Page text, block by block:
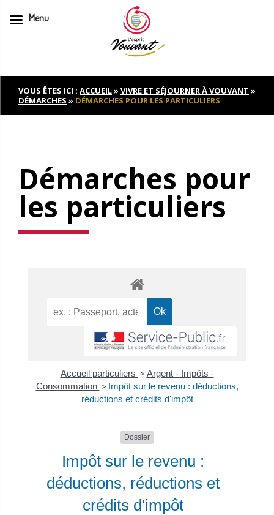
to
contentVOUS ÊTES ICI : ACCUEIL» VIVRE ET SÉJOURNER À VOUVANT »
DÉMARCHES » DÉMARCHES POUR LES PARTICULIERS
Démarches pour
les particuliers
Accueil particuliers > Argent - Impôts -
Consommation > Impôt sur le revenu : déductions,
réductions et crédits d'impôt
Dossier
Impôt sur le revenu :
déductions, réductions et
crédits d'impôt
Menu